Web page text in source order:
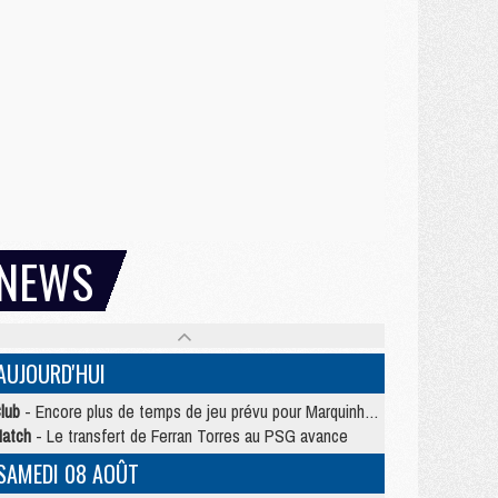
- Encore plus de temps de jeu prévu pour Marquinhos et les Portugais en Supercoupe
- Le transfert de Ferran Torres au PSG avance
08 AOÛT